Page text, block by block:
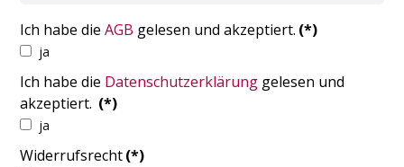
Ich habe die AGB gelesen und akzeptiert. (*)
ja
Ich habe die Datenschutzerklärung gelesen und
akzeptiert. (*)
ja
Widerrufsrecht(*)